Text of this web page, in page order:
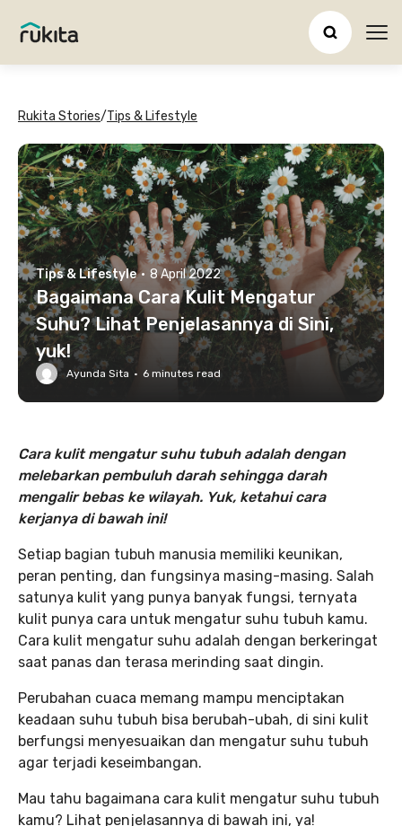
Rukita Stories/Tips & Lifestyle
Tips & Lifestyle · 8 April 2022
Bagaimana Cara Kulit Mengatur
Suhu? Lihat Penjelasannya di Sini,
yuk!
Ayunda Sita · 6 minutes read
Cara kulit mengatur suhu tubuh adalah dengan
melebarkan pembuluh darah sehingga darah
mengalir bebas ke wilayah. Yuk, ketahui cara
kerjanya di bawah ini!
Setiap bagian tubuh manusia memiliki keunikan,
peran penting, dan fungsinya masing-masing. Salah
satunya kulit yang punya banyak fungsi, ternyata
kulit punya cara untuk mengatur suhu tubuh kamu.
Cara kulit mengatur suhu adalah dengan berkeringat
saat panas dan terasa merinding saat dingin.
Perubahan cuaca memang mampu menciptakan
keadaan suhu tubuh bisa berubah-ubah, di sini kulit
berfungsi menyesuaikan dan mengatur suhu tubuh
agar terjadi keseimbangan.
Mau tahu bagaimana cara kulit mengatur suhu tubuh
kamu? Lihat penjelasannya di bawah ini, ya!